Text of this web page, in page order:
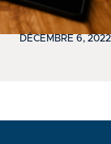
DÉCEMBRE 6, 2022